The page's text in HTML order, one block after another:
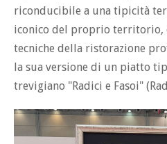
riconducibile a una tipicità
iconico del proprio territorio,
tecniche della ristorazione
la sua versione di un piatto
trevigiano "Radici e Fasoi"